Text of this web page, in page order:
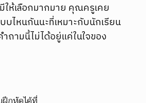
ให้เลือกมากมาย คุณครูเคย
บไหนกันนะที่เหมาะกับนักเรียน
ถามนี้ไม่ได้อยู่แค่ในใจของ